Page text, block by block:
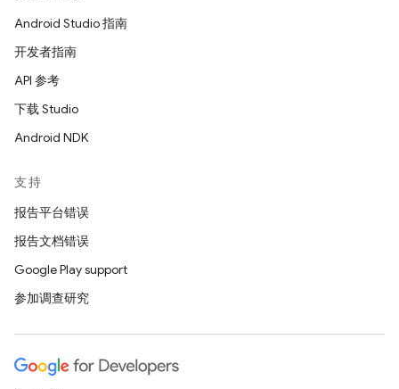
Android Studio 指南
开发者指南
API 参考
下载 Studio
Android NDK
支持
报告平台错误
报告文档错误
Google Play support
参加调查研究